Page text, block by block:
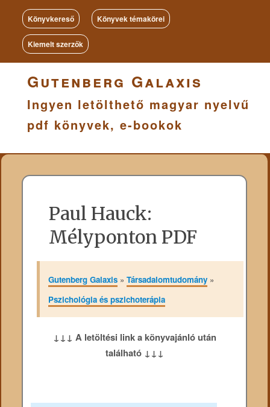
Könyvkereső Könyvek témakörei
Kiemelt szerzők
Gutenberg Galaxis
Ingyen letölthető magyar nyelvű
pdf könyvek, e-bookok
Paul Hauck:
Mélyponton PDF
Gutenberg Galaxis» Társadalomtudomány»
Pszichológia és pszichoterápia
↓↓↓ A letöltési link a könyvajánló után
található ↓↓↓